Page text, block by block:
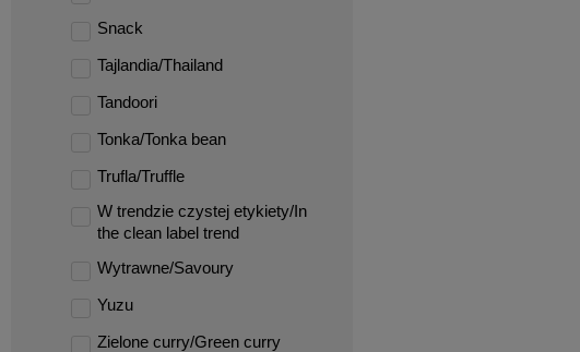
Snack
Tajlandia/Thailand
Tandoori
Tonka/Tonka bean
Trufla/Truffle
W trendzie czystej etykiety/In
the clean label trend
Wytrawne/Savoury
Yuzu
Zielone curry/Green curry